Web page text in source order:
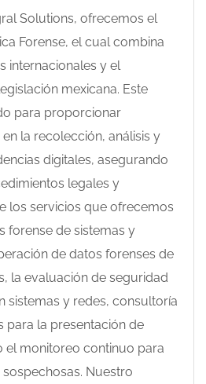
Solutions, ofrecemos el
Forense, el cual combina
internacionales y el
mexicana. Este
para proporcionar
la recolección, análisis y
digitales, asegurando
legales y
los servicios que ofrecemos
forense de sistemas y
de datos forenses de
la evaluación de seguridad
sistemas y redes, consultoría
para la presentación de
el monitoreo continuo para
Nuestro